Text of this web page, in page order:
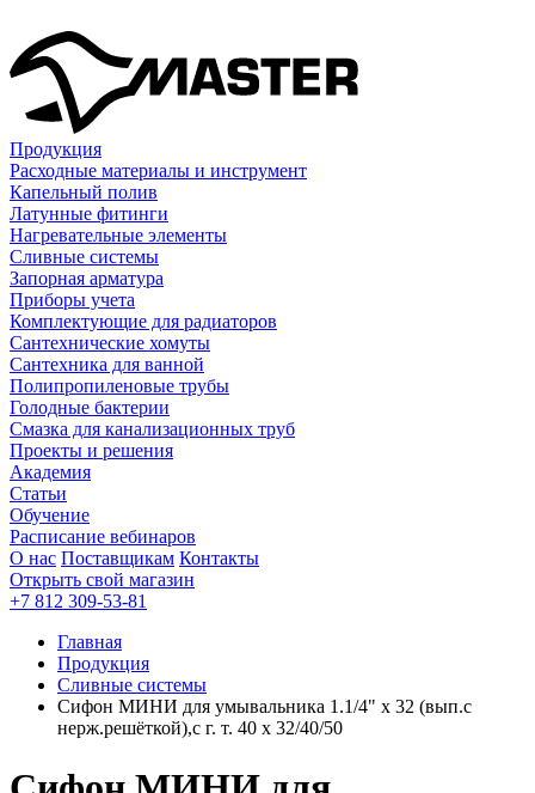
Продукция
Расходные материалы и инструмент
Капельный полив
Латунные фитинги
Нагревательные элементы
Сливные системы
Запорная арматура
Приборы учета
Комплектующие для радиаторов
Сантехнические хомуты
Сантехника для ванной
Полипропиленовые трубы
Голодные бактерии
Смазка для канализационных труб
Проекты и решения
Академия
Статьи
Обучение
Расписание вебинаров
О нас Поставщикам Контакты
Открыть свой магазин
+7 812 309-53-81
Главная
Продукция
Сливные системы
Сифон МИНИ для умывальника 1.1/4" х 32 (вып.с
нерж.решёткой),с г. т. 40 х 32/40/50